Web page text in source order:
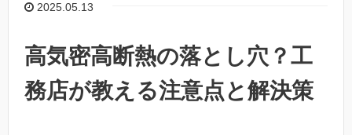
2025.05.13
高気密高断熱の落とし穴？工
務店が教える注意点と解決策